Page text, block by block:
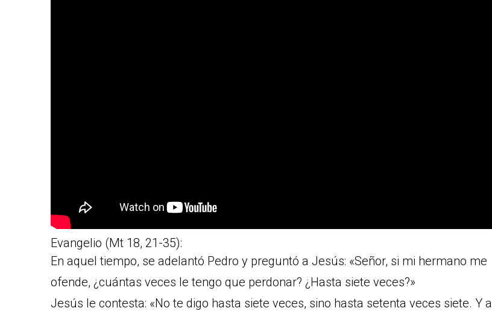
Evangelio (Mt 18, 21-35):
En aquel tiempo, se adelantó Pedro y preguntó a Jesús: «Señor, si mi hermano me
ofende, ¿cuántas veces le tengo que perdonar? ¿Hasta siete veces?»
Jesús le contesta: «No te digo hasta siete veces, sino hasta setenta veces siete. Y a